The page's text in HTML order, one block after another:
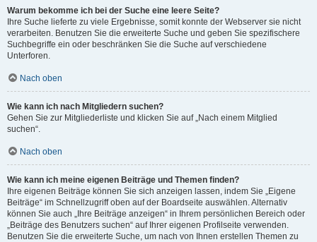
Warum bekomme ich bei der Suche eine leere Seite?
Ihre Suche lieferte zu viele Ergebnisse, somit konnte der Webserver sie nicht
verarbeiten. Benutzen Sie die erweiterte Suche und geben Sie spezifischere
Suchbegriffe ein oder beschränken Sie die Suche auf verschiedene
Unterforen.
Nach oben
Wie kann ich nach Mitgliedern suchen?
Gehen Sie zur Mitgliederliste und klicken Sie auf „Nach einem Mitglied
suchen“.
Nach oben
Wie kann ich meine eigenen Beiträge und Themen finden?
Ihre eigenen Beiträge können Sie sich anzeigen lassen, indem Sie „Eigene
Beiträge“ im Schnellzugriff oben auf der Boardseite auswählen. Alternativ
können Sie auch „Ihre Beiträge anzeigen“ in Ihrem persönlichen Bereich oder
„Beiträge des Benutzers suchen“ auf Ihrer eigenen Profilseite verwenden.
Benutzen Sie die erweiterte Suche, um nach von Ihnen erstellen Themen zu